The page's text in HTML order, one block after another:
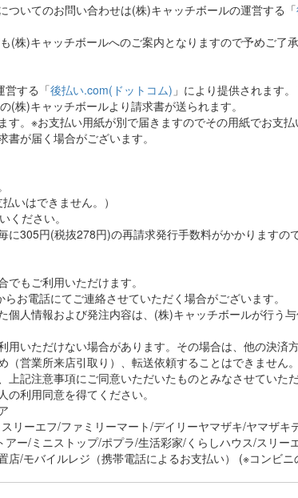
ついてのお問い合わせは(株)キャッチボールの運営する「
株)キャッチボールへのご案内となりますので予めご了承
営する「後払い.com(ドットコム) 」により提供されます
(株)キャッチボールより請求書が送られます。
。※お支払い用紙が別で届きますのでその用紙でお支払
が届く場合がございます。
いはできません。）
ください。
に305円(税抜278円)の再請求発行手数料がかかりますの
もご利用いただけます。
お電話にてご連絡させていただく場合がございます。
個人情報および発注内容は、(株)キャッチボールが行う
いただけない場合があります。その場合は、他の決済
営業所来店引取り）、転送依頼することはできません。
記注意事項にご同意いただいたものとみなさせていただ
利用同意を得てください。
リーエフ/ファミリーマート/デイリーヤマザキ/ヤマザ
ー/ミニストップ/ポプラ/生活彩家/くらしハウス/スリ
店/モバイルレジ（携帯電話によるお支払い） (※コンビ